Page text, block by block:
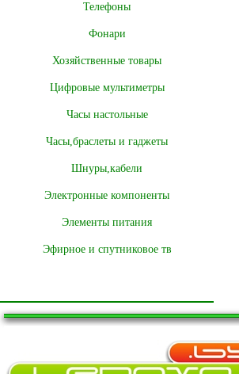
Телефоны
Фонари
Хозяйственные товары
Цифровые мультиметры
Часы настольные
Часы,браслеты и гаджеты
Шнуры,кабели
Электронные компоненты
Элементы питания
Эфирное и спутниковое тв